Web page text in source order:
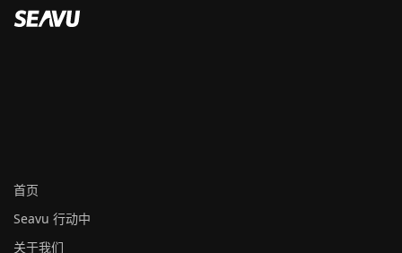
首页
Seavu 行动中
关于我们